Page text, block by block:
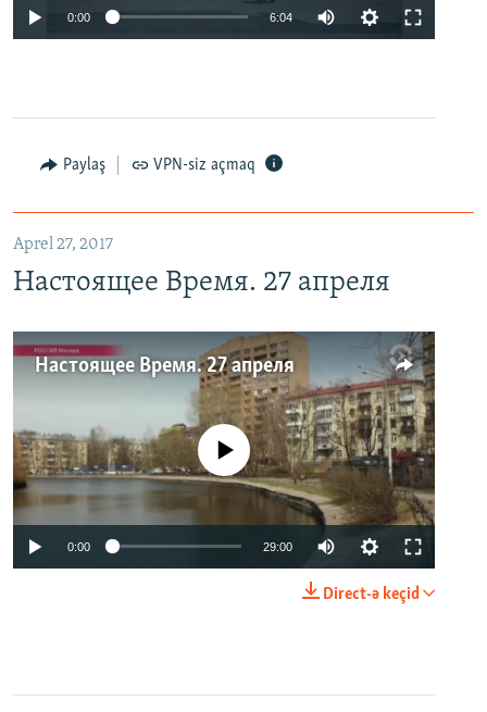
0:00 6:04
Paylaş VPN-siz açmaq
Aprel 27, 2017
Настоящее Время. 27 апреля
Настоящее Время. 27 апреля
No media source currently available
0:00 29:00
Direct-ə keçid